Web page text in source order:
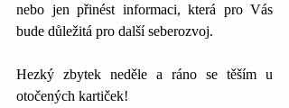
nebo jen přinést informaci, která pro Vás
bude důležitá pro další seberozvoj.
Hezký zbytek neděle a ráno se těším u
otočených kartiček!